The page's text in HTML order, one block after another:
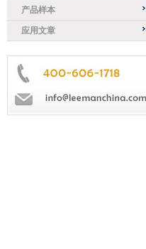
产品样本
应用文章